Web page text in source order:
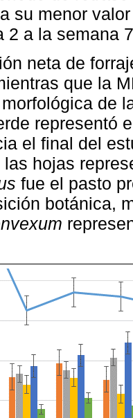
su menor
2 a la semana
neta de
que la
de
representó
el final del
las hojas
fue el pasto
botánica,